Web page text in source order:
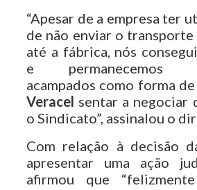
“Apesar de a empresa ter
de não enviar o
até a fábrica, nós
e permanecemos
acampados como forma
Veracel sentar a negociar
o Sindicato”, assinalou o
Com relação à decisão
apresentar uma ação
afirmou que